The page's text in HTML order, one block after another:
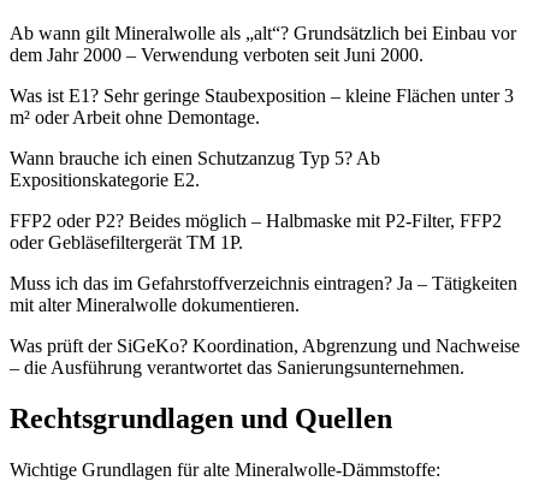
Ab wann gilt Mineralwolle als „alt“? Grundsätzlich bei Einbau vor
dem Jahr 2000 – Verwendung verboten seit Juni 2000.
Was ist E1? Sehr geringe Staubexposition – kleine Flächen unter 3
m² oder Arbeit ohne Demontage.
Wann brauche ich einen Schutzanzug Typ 5? Ab
Expositionskategorie E2.
FFP2 oder P2? Beides möglich – Halbmaske mit P2-Filter, FFP2
oder Gebläsefiltergerät TM 1P.
Muss ich das im Gefahrstoffverzeichnis eintragen? Ja – Tätigkeiten
mit alter Mineralwolle dokumentieren.
Was prüft der SiGeKo? Koordination, Abgrenzung und Nachweise
– die Ausführung verantwortet das Sanierungsunternehmen.
Rechtsgrundlagen und Quellen
Wichtige Grundlagen für alte Mineralwolle-Dämmstoffe: